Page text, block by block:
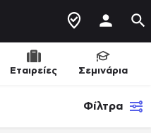
Εταιρείες Σεμινάρια
Φίλτρα